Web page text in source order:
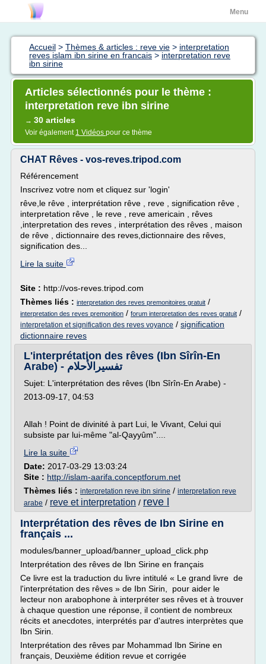
Menu
Accueil > Thèmes & articles : reve vie > interpretation
reves islam ibn sirine en francais > interpretation reve
ibn sirine
Articles sélectionnés pour le thème :
interpretation reve ibn sirine
→ 30 articles
Voir également 1 Vidéos pour ce thème
CHAT Rêves - vos-reves.tripod.com
Référencement
Inscrivez votre nom et cliquez sur 'login'
rêve,le rêve , interprétation rêve , reve , signification rêve ,
interpretation rêve , le reve , reve americain , rêves
,interpretation des reves , interprétation des rêves , maison
de rêve , dictionnaire des reves,dictionnaire des rêves,
signification des...
Lire la suite
Site : http://vos-reves.tripod.com
Thèmes liés : interpretation des reves premonitoires gratuit /
interpretation des reves premonition / forum interpretation des reves gratuit /
interpretation et signification des reves voyance / signification
dictionnaire reves
L'interprétation des rêves (Ibn Sîrîn-En
Arabe) - تفسيرالأحلام
Sujet: L'interprétation des rêves (Ibn Sîrîn-En Arabe) -
2013-09-17, 04:53
Allah ! Point de divinité à part Lui, le Vivant, Celui qui
subsiste par lui-même "al-Qayyûm"....
Lire la suite
Date: 2017-03-29 13:03:24
Site : http://islam-aarifa.conceptforum.net
Thèmes liés : interpretation reve ibn sirine / interpretation reve
arabe / reve et interpretation / reve l
Interprétation des rêves de Ibn Sirine en
français ...
modules/banner_upload/banner_upload_click.php
Interprétation des rêves de Ibn Sirine en français
Ce livre est la traduction du livre intitulé « Le grand livre de
l'interprétation des rêves » de Ibn Sirin, pour aider le
lecteur non arabophone à interpréter ses rêves et à trouver
à chaque question une réponse, il contient de nombreux
récits et anecdotes, interprétés par d'autres interprètes que
Ibn Sirin.
Interprétation des rêves par Mohammad Ibn Sirine en
français, Deuxième édition revue et corrigée